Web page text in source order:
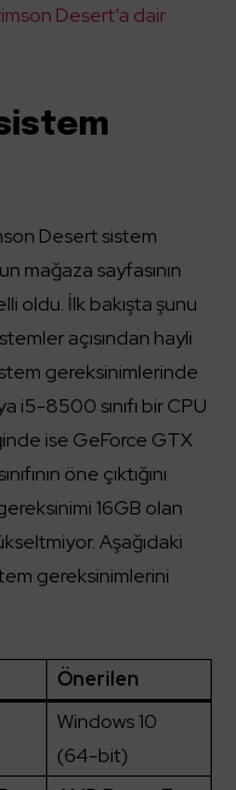
Desert’a dair
Desert sistem
mağaza sayfasının
oldu. İlk bakışta şunu
açısından hayli
gereksinimlerinde
i5-8500 sınıfı bir CPU
ise GeForce GTX
öne çıktığını
16GB olan
Aşağıdaki
gereksinimlerini
Önerilen
Windows 10
(64-bit)